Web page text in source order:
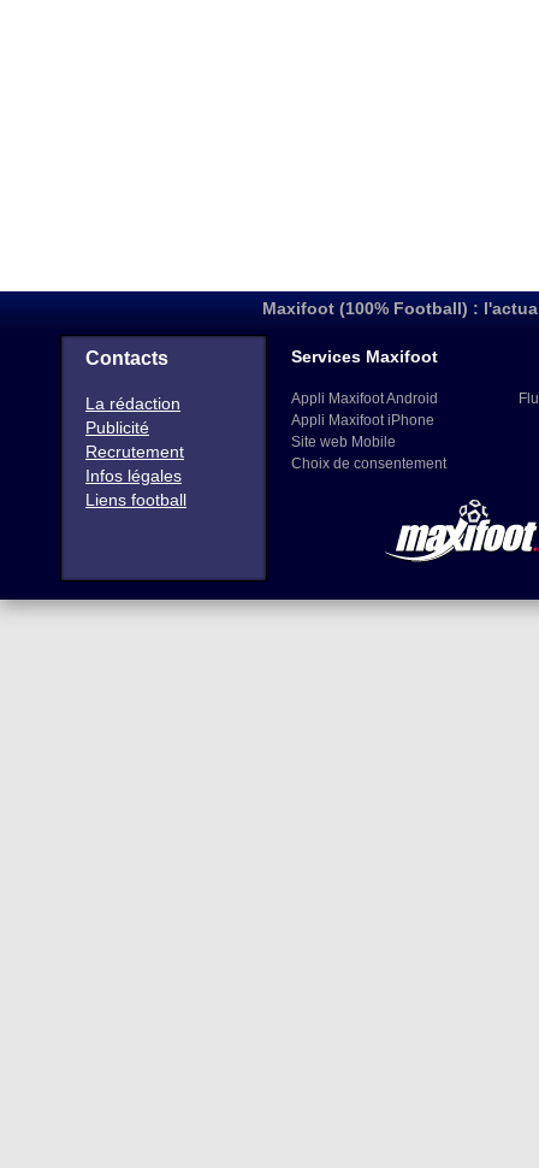
Maxifoot (100% Football) :
Contacts
La rédaction
Publicité
Recrutement
Infos légales
Liens football
Services Maxifoot
Appli Maxifoot Android
Appli Maxifoot iPhone
Site web Mobile
Choix de consentement